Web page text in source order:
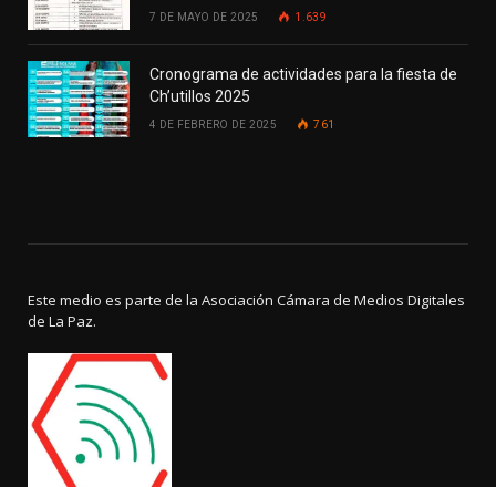
7 DE MAYO DE 2025 1.639
Cronograma de actividades para la fiesta de
Ch’utillos 2025
4 DE FEBRERO DE 2025 761
Este medio es parte de la Asociación Cámara de Medios Digitales
de La Paz.